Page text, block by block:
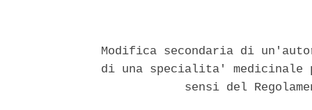
Modifica secondaria di
di una specialita' medicinale
sensi del